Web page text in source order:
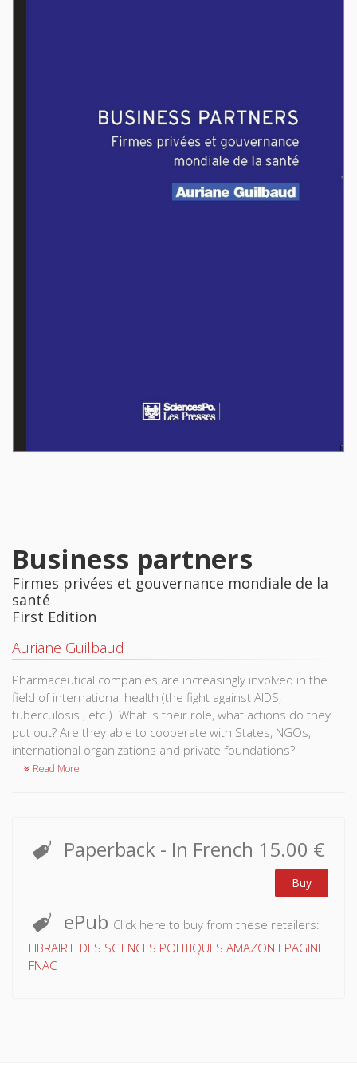
Business partners
Firmes privées et gouvernance mondiale de la
santé
First Edition
Auriane Guilbaud
Pharmaceutical companies are increasingly involved in the
field of international health (the fight against AIDS,
tuberculosis , etc.). What is their role, what actions do they
put out? Are they able to cooperate with States, NGOs,
international organizations and private foundations?
Read More
Paperback - In French 15.00 €
Buy
ePub Click here to buy from these retailers:
LIBRAIRIE DES SCIENCES POLITIQUES AMAZON EPAGINE
FNAC